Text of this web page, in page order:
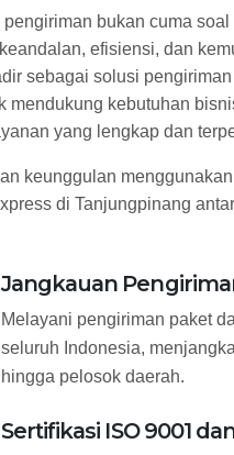
pengiriman bukan cuma
efisiensi, dan
sebagai solusi
mendukung kebutuhan
yang lengkap dan
keunggulan
di Tanjungpinang
Jangkauan
Melayani pengiriman paket
seluruh Indonesia,
hingga pelosok daerah.
Sertifikasi ISO 9001